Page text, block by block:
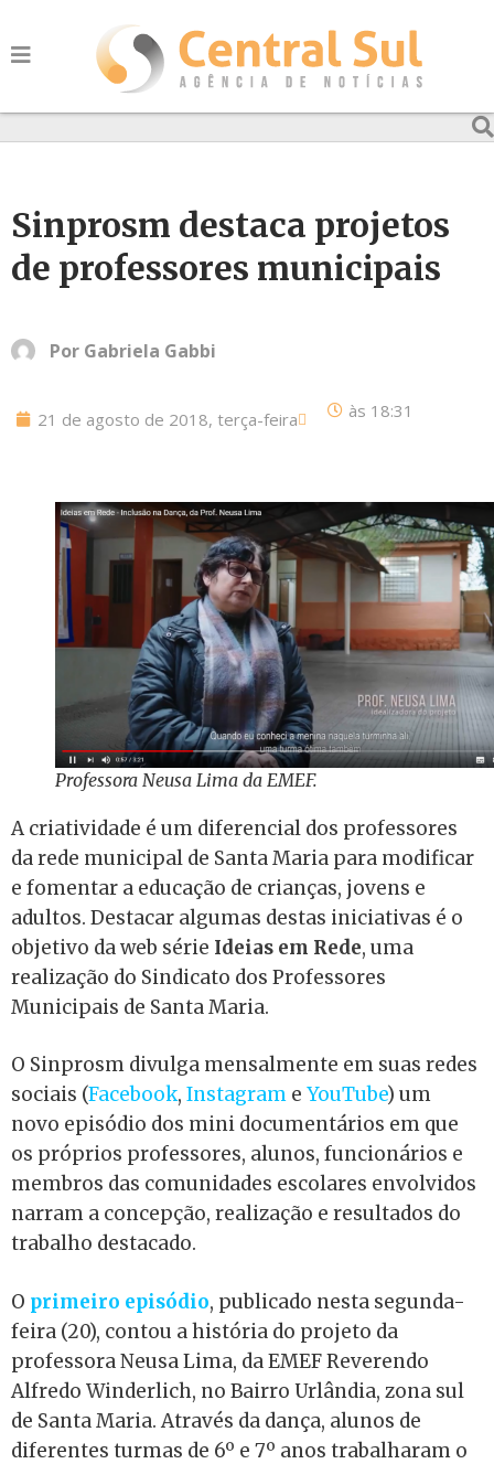
Sinprosm destaca projetos
de professores municipais
Por Gabriela Gabbi
21 de agosto de 2018, terça-feira às 18:31
Professora Neusa Lima da EMEF.
A criatividade é um diferencial dos professores
da rede municipal de Santa Maria para modificar
e fomentar a educação de crianças, jovens e
adultos. Destacar algumas destas iniciativas é o
objetivo da web série Ideias em Rede, uma
realização do Sindicato dos Professores
Municipais de Santa Maria.
O Sinprosm divulga mensalmente em suas redes
sociais (Facebook, Instagram e YouTube) um
novo episódio dos mini documentários em que
os próprios professores, alunos, funcionários e
membros das comunidades escolares envolvidos
narram a concepção, realização e resultados do
trabalho destacado.
O primeiro episódio, publicado nesta segunda-
feira (20), contou a história do projeto da
professora Neusa Lima, da EMEF Reverendo
Alfredo Winderlich, no Bairro Urlândia, zona sul
de Santa Maria. Através da dança, alunos de
diferentes turmas de 6º e 7º anos trabalharam o